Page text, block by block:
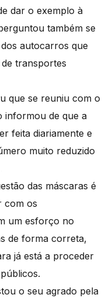
dar o exemplo à
também se
autocarros que
transportes
que se reuniu com o
informou de que a
feita diariamente e
muito reduzido
das máscaras é
com os
um esforço no
de forma correta,
já está a proceder
o seu agrado pela